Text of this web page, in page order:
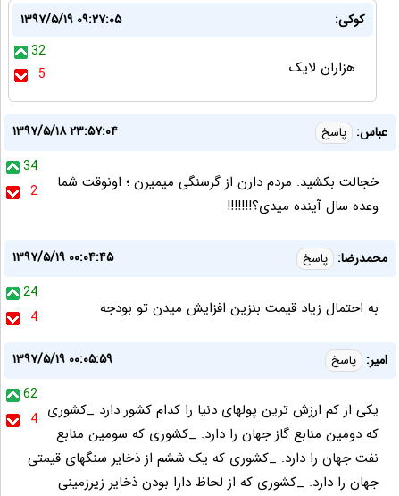
کوکی:
۱۳۹۷/۵/۱۹ ۰۹:۲۷:۰۵
32
5
هزاران لایک
عباس: پاسخ
۱۳۹۷/۵/۱۸ ۲۳:۵۷:۰۴
34
2
خجالت بکشید. مردم دارن از گرسنگی میمیرن ؛ اونوقت شما
وعده سال آینده میدی؟!!!!!!!
محمدرضا: پاسخ
۱۳۹۷/۵/۱۹ ۰۰:۰۴:۴۵
24
4
به احتمال زیاد قیمت بنزین افزایش میدن تو بودجه
امیر: پاسخ
۱۳۹۷/۵/۱۹ ۰۰:۰۵:۵۹
62
4 یکی از کم ارزش ترین پولهای دنیا را کدام کشور دارد _کشوری
که دومین منابع گاز جهان را دارد. _کشوری که سومین منابع
نفت جهان را دارد. _کشوری که یک ششم از ذخایر سنگهای قیمتی
جهان را دارد. _کشوری که از لحاظ دارا بودن ذخایر زیرزمینی